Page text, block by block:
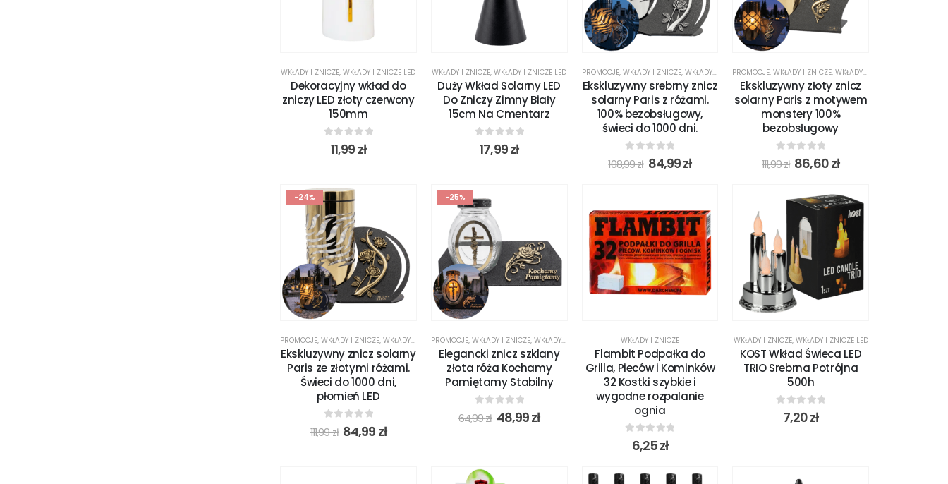
WKŁADY I ZNICZE,WKŁADY I ZNICZE LED
Dekoracyjny wkład do
zniczy LED złoty czerwony
150mm
out of 5
11,99 zł
WKŁADY I ZNICZE,WKŁADY I ZNICZE LED
Duży Wkład Solarny LED
Do Zniczy Zimny Biały
15cm Na Cmentarz
out of 5
17,99zł
PROMOCJE, WKŁADY I ZNICZE, WKŁADY I ZNICZE LED
Ekskluzywny srebrny znicz
solarny Paris z różami.
100% bezobsługowy,
świeci do 1000 dni.
out of 5
108,99zł 84,99zł
PROMOCJE,WKŁADY I ZNICZE,WKŁADY I ZNICZE LED
Ekskluzywny złoty znicz
solarny Paris z motywem
monstery 100%
bezobsługowy
out of 5
111,99zł 86,60zł
-24%
PROMOCJE, WKŁADY I ZNICZE, WKŁADY I ZNICZE LED
Ekskluzywny znicz solarny
Paris ze złotymi różami.
Świeci do 1000 dni,
płomień LED
out of 5
111,99zł 84,99 zł
-25%
PROMOCJE, WKŁADY I ZNICZE, WKŁADY I ZNICZE LED
Elegancki znicz szklany
złota róża Kochamy
Pamiętamy Stabilny
out of 5
64,99zł 48,99zł
WKŁADY I ZNICZE
Flambit Podpałka do
Grilla, Pieców i Kominków
32 Kostki szybkie i
wygodne rozpalanie
ognia
out of 5
6,25zł
WKŁADY I ZNICZE, WKŁADY I ZNICZE LED
KOST Wkład Świeca LED
TRIO Srebrna Potrójna
500h
out of 5
7,20zł